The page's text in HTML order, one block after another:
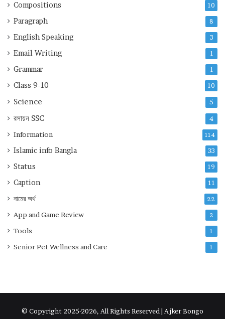
Compositions 10
Paragraph 8
English Speaking 3
Email Writing 1
Grammar 1
Class 9-10 10
Science 5
রসায়ন SSC 4
Information 114
Islamic info Bangla 33
Status 19
Caption 11
নামের অর্থ 22
App and Game Review 2
Tools 1
Senior Pet Wellness and Care 1
© Copyright 2025-2026, All Rights Reserved | Ajker Bongo